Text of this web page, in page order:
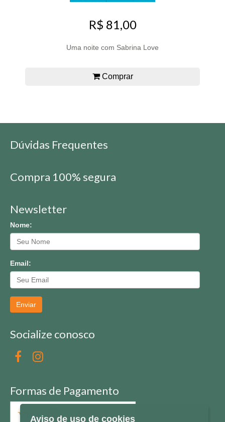
R$ 81,00
Uma noite com Sabrina Love
Comprar
Dúvidas Frequentes
Compra 100% segura
Newsletter
Nome:
Email:
Enviar
Socialize conosco
Formas de Pagamento
Aviso de uso de cookies